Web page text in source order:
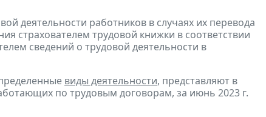
деятельности работников в случаях их перевода
страхователем трудовой книжки в соответствии
сведений о трудовой деятельности в
виды деятельности, представляют в
по трудовым договорам, за июнь 2023 г.